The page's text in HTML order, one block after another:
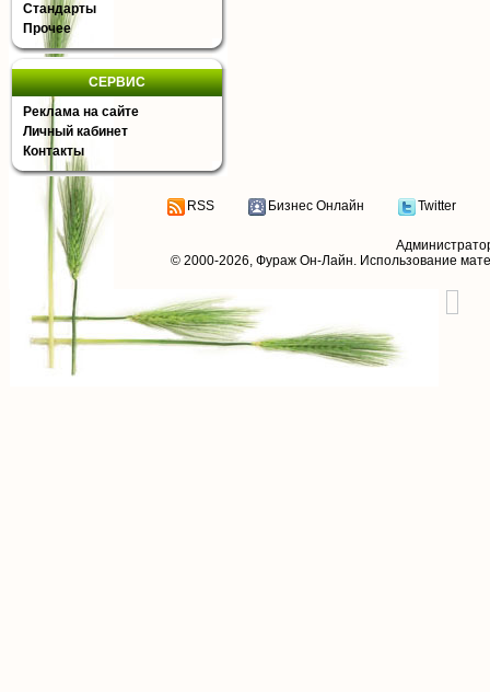
Стандарты
Прочее
СЕРВИС
Реклама на сайте
Личный кабинет
Контакты
RSS Бизнес Онлайн Twitter
© 2000-2026, Фураж Он-Лайн. Использование